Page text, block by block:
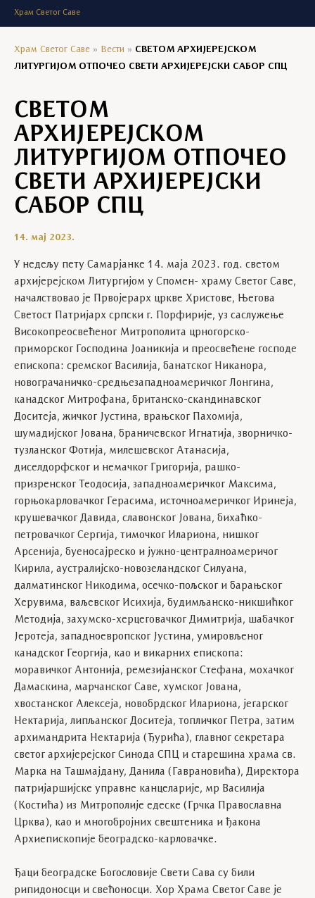
Храм Светог Саве
Храм Светог Саве » Вести » СВЕТОМ АРХИЈЕРЕЈСКОМ
ЛИТУРГИЈОМ ОТПОЧЕО СВЕТИ АРХИЈЕРЕЈСКИ САБОР СПЦ
СВЕТОМ
АРХИЈЕРЕЈСКОМ
ЛИТУРГИЈОМ ОТПОЧЕО
СВЕТИ АРХИЈЕРЕЈСКИ
САБОР СПЦ
14. мај 2023.
У недељу пету Самарјанке 14. маја 2023. год. светом
архијерејском Литургијом у Спомен- храму Светог Саве,
началствовао је Првојерарх цркве Христове, Његова
Светост Патријарх српски г. Порфирије, уз саслужење
Високопреосвећеног Митрополита црногорско-
приморског Господина Јоаникија и преосвећене господе
епископа: сремског Василија, банатског Никанора,
новограчаничко-средњезападноамеричког Лонгина,
канадског Митрофана, британско-скандинавског
Доситеја, жичког Јустина, врањског Пахомија,
шумадијског Јована, браничевског Игнатија, зворничко-
тузланског Фотија, милешевског Атанасија,
диселдорфског и немачког Григорија, рашко-
призренског Теодосија, западноамеричког Максима,
горњокарловачког Герасима, источноамеричког Иринеја,
крушевачког Давида, славонског Јована, бихаћко-
петровачког Сергија, тимочког Илариона, нишког
Арсенија, буеносајреско и јужно-централноамеричог
Кирила, аустралијско-новозеландског Силуана,
далматинског Никодима, осечко-пољског и барањског
Херувима, ваљевског Исихија, будимљанско-никшићког
Методија, захумско-херцеговачког Димитрија, шабачког
Јеротеја, западноевропског Јустина, умировљеног
канадског Георгија, као и викарних епископа:
моравичког Антонија, ремезијанскoг Стефана, мохачког
Дамаскина, марчанског Саве, хумског Јована,
хвостанског Алексеја, новобрдског Илариона, јегарског
Нектарија, липљанског Доситеја, топличког Петра, затим
архимандрита Нектарија (Ђурића), главног секретара
светог архијерејског Синода СПЦ и старешина храма св.
Марка на Ташмајдану, Данила (Гаврановића), Директора
патријаршијске управне канцеларије, мр Василија
(Костића) из Митрополије едеске (Грчка Православна
Црква), као и многобројних свештеника и ђакона
Архиепископије београдско-карловачке.
Ђаци београдске Богословије Свети Сава су били
рипидоносци и свећоносци. Хор Храма Светог Саве је